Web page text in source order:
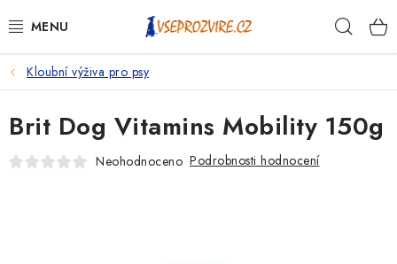
na
PSI
KOČKY
KONĚ
Kloubní výživa pro psy
Brit Dog Vitamins Mobility 150g
Neohodnoceno Podrobnosti hodnocení